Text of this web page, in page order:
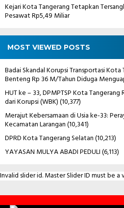
Kejari Kota Tangerang Tetapkan
Pesawat Rp5,49 Miliar
MOST VIEWED POSTS
Badai Skandal Korupsi Transportasi Kota
Benteng Rp 36 M/Tahun Diduga
HUT ke – 33, DPMPTSP Kota
dari Korupsi (WBK)(10,377)
Merajut Kebersamaan di Usia ke-33:
Kecamatan Larangan(10,341)
DPRD Kota Tangerang Selatan(10,213)
YAYASAN MULYA ABADI PEDULI(6,113)
Invalid slider id. Master Slider ID must be a
Contact